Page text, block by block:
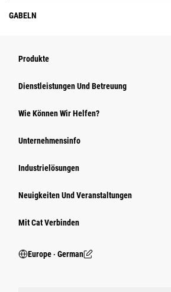
GABELN
Produkte
Dienstleistungen Und Betreuung
Wie Können Wir Helfen?
Unternehmensinfo
Industrielösungen
Neuigkeiten Und Veranstaltungen
Mit Cat Verbinden
Europe ‧ German